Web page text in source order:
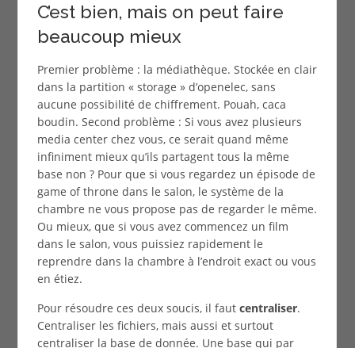
C’est bien, mais on peut faire
beaucoup mieux
Premier problème : la médiathèque. Stockée en clair
dans la partition « storage » d’openelec, sans
aucune possibilité de chiffrement. Pouah, caca
boudin. Second problème : Si vous avez plusieurs
media center chez vous, ce serait quand même
infiniment mieux qu’ils partagent tous la même
base non ? Pour que si vous regardez un épisode de
game of throne dans le salon, le système de la
chambre ne vous propose pas de regarder le même.
Ou mieux, que si vous avez commencez un film
dans le salon, vous puissiez rapidement le
reprendre dans la chambre à l’endroit exact ou vous
en étiez.
Pour résoudre ces deux soucis, il faut centraliser.
Centraliser les fichiers, mais aussi et surtout
centraliser la base de donnée. Une base qui par